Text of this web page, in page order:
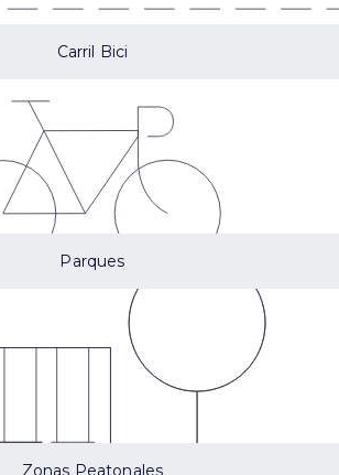
Carril Bici
Parques
Zonas Peatonales